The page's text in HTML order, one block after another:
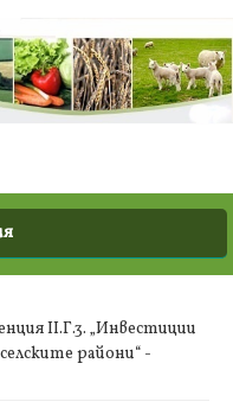
II.Г.3. „Инвестиции
райони“ -